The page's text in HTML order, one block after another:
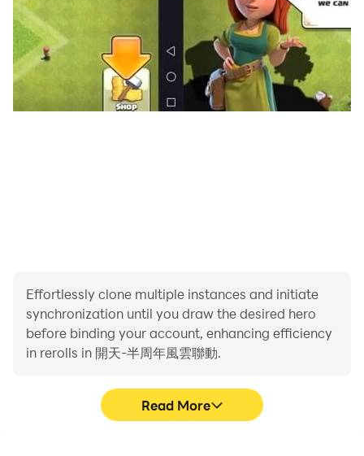
Effortlessly clone multiple instances and initiate
synchronization until you draw the desired hero
before binding your account, enhancing efficiency
in rerolls in 開天-半周年風雲聯動.
Read More